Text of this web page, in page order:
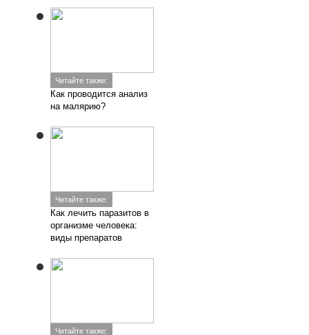
Читайте также:
Как проводится анализ
на малярию?
Читайте также:
Как лечить паразитов в
организме человека:
виды препаратов
Читайте также: